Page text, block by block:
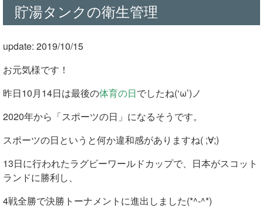
貯湯タンクの衛生管理
update: 2019/10/15
お元気様です！
昨日10月14日は最後の体育の日でしたね(‘ω’)ノ
2020年から「スポーツの日」になるそうです。
スポーツの日というと何か違和感がありますね( ;∀;)
13日に行われたラグビーワールドカップで、日本がスコット
ランドに勝利し、
4戦全勝で決勝トーナメントに進出しました(*^-^*)